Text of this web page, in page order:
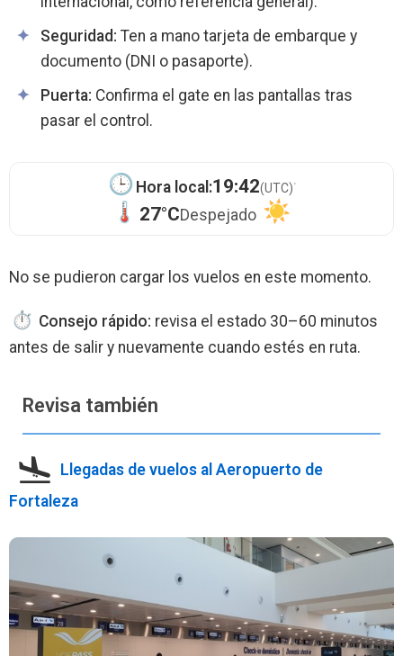
Seguridad: Ten a mano tarjeta de embarque y
documento (DNI o pasaporte).
Puerta: Confirma el gate en las pantallas tras
pasar el control.
Hora local:19:42(UTC)·
27°CDespejado
No se pudieron cargar los vuelos en este momento.
Consejo rápido: revisa el estado 30–60 minutos
antes de salir y nuevamente cuando estés en ruta.
Revisa también
Llegadas de vuelos al Aeropuerto de
Fortaleza